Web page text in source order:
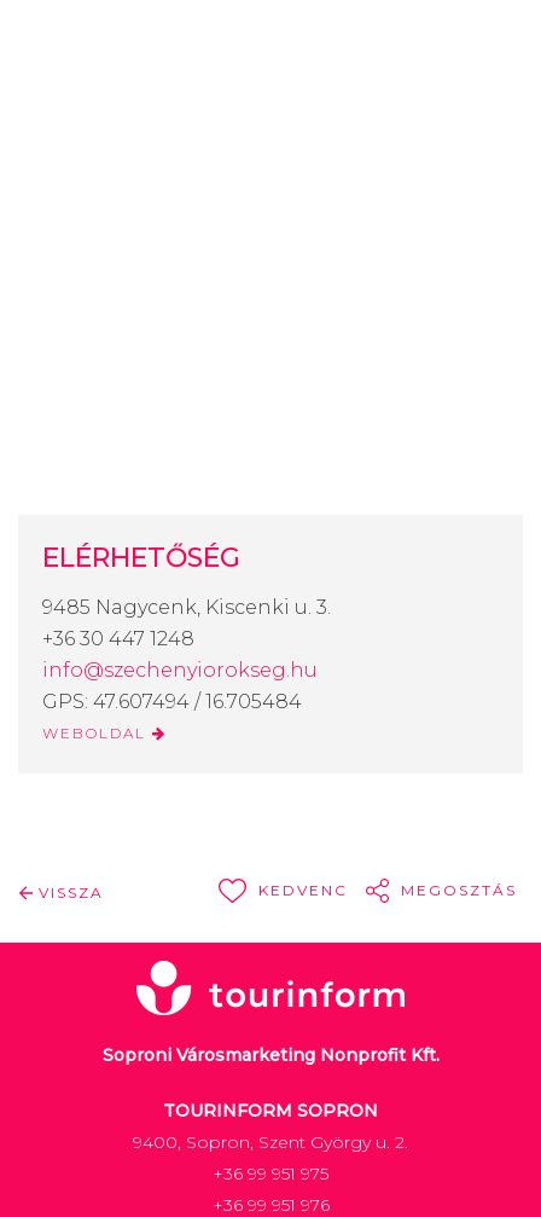
ELÉRHETŐSÉG
9485 Nagycenk, Kiscenki u. 3.
+36 30 447 1248
info@szechenyiorokseg.hu
GPS: 47.607494 / 16.705484
WEBOLDAL
VISSZA KEDVENC MEGOSZTÁS
Soproni Városmarketing Nonprofit Kft.
TOURINFORM SOPRON
9400, Sopron, Szent György u. 2.
+36 99 951 975
+36 99 951 976